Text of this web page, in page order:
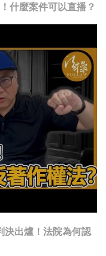
什麼案件可以直播？
決出爐！法院為何認